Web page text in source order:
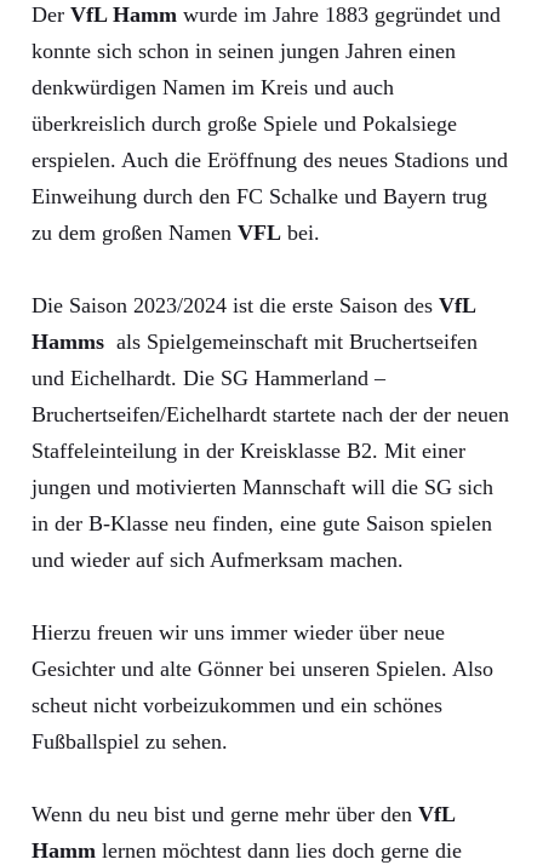
Der VfL Hamm wurde im Jahre 1883 gegründet und
konnte sich schon in seinen jungen Jahren einen
denkwürdigen Namen im Kreis und auch
überkreislich durch große Spiele und Pokalsiege
erspielen. Auch die Eröffnung des neues Stadions und
Einweihung durch den FC Schalke und Bayern trug
zu dem großen Namen VFL bei.
Die Saison 2023/2024 ist die erste Saison des VfL
Hamms als Spielgemeinschaft mit Bruchertseifen
und Eichelhardt. Die SG Hammerland –
Bruchertseifen/Eichelhardt startete nach der der neuen
Staffeleinteilung in der Kreisklasse B2. Mit einer
jungen und motivierten Mannschaft will die SG sich
in der B-Klasse neu finden, eine gute Saison spielen
und wieder auf sich Aufmerksam machen.
Hierzu freuen wir uns immer wieder über neue
Gesichter und alte Gönner bei unseren Spielen. Also
scheut nicht vorbeizukommen und ein schönes
Fußballspiel zu sehen.
Wenn du neu bist und gerne mehr über den VfL
Hamm lernen möchtest dann lies doch gerne die